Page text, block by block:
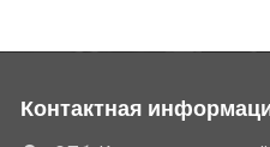
Контактная